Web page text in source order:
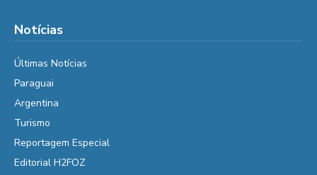
Notícias
Últimas Notícias
Paraguai
Argentina
Turismo
Reportagem Especial
Editorial H2FOZ